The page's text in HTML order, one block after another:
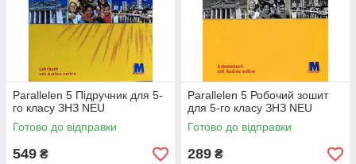
Parallelen 5 Підручник для 5-
го класу ЗНЗ NEU
Готово до відправки
549 ₴
Parallelen 5 Робочий зошит
для 5-го класу ЗНЗ NEU
Готово до відправки
289 ₴